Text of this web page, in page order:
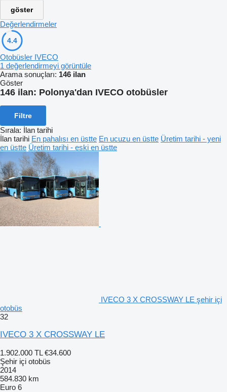
göster
Değerlendirmeler
4.4
Otobüsler IVECO
1 değerlendirmeyi görüntüle
Arama sonuçları: 146 ilan
Göster
146 ilan: Polonya'dan IVECO otobüsler
Filtre
Sırala: İlan tarihi
İlan tarihi En pahalısı en üstte En ucuzu en üstte Üretim tarihi - yeni
en üstte Üretim tarihi - eski en üstte
IVECO 3 X CROSSWAY LE şehir içi
otobüs
32
IVECO 3 X CROSSWAY LE
1.902.000 TL €34.600
Şehir içi otobüs
2014
584.830 km
Euro 6